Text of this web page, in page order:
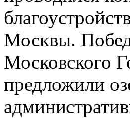
Москвы.
Московского
предложили